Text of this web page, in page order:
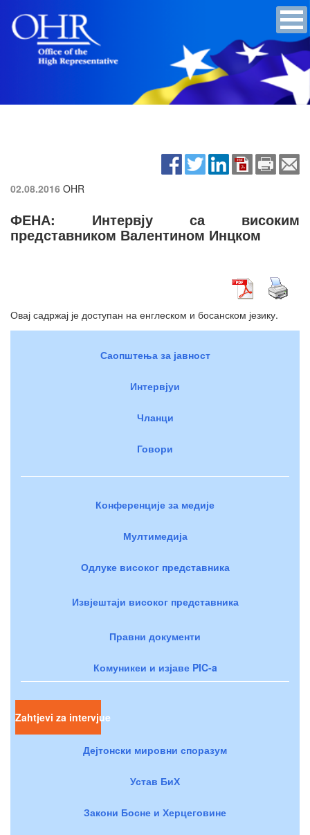
02.08.2016 OHR
ФЕНА: Интервју са високим
представником Валентином Инцком
Овај садржај је доступан на енглеском и босанском језику.
Саопштења за јавност
Интервјуи
Чланци
Говори
Конференције за медије
Мултимедија
Одлуке високог представника
Извјештаји високог представника
Правни документи
Комуникеи и изјаве PIC-a
Zahtjevi za intervjue
Дејтонски мировни споразум
Устав БиХ
Закони Босне и Херцеговине